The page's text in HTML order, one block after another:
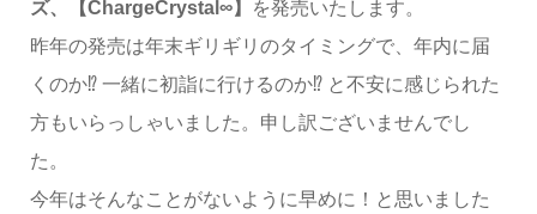
ズ、【ChargeCrystal∞】
を発売いたします。
昨年の発売は年末ギリギリのタイミングで、年内に届
くのか⁉️ 一緒に初詣に行けるのか⁉️ と不安に感じられた
方もいらっしゃいました。申し訳ございませんでし
た。
今年はそんなことがないように早めに！と思いました